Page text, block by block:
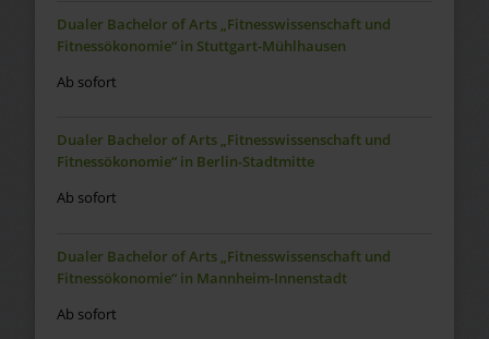
Dualer Bachelor of Arts „Fitnesswissenschaft und
Fitnessökonomie“ in Stuttgart-Mühlhausen
Ab sofort
Dualer Bachelor of Arts „Fitnesswissenschaft und
Fitnessökonomie“ in Berlin-Stadtmitte
Ab sofort
Dualer Bachelor of Arts „Fitnesswissenschaft und
Fitnessökonomie“ in Mannheim-Innenstadt
Ab sofort